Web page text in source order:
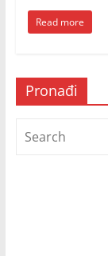
Read more
Pronađi